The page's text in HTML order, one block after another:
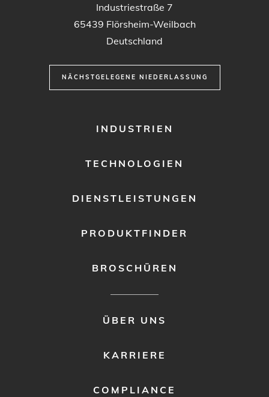
Industriestraße 7
65439 Flörsheim-Weilbach
Deutschland
NÄCHSTGELEGENE NIEDERLASSUNG
INDUSTRIEN
TECHNOLOGIEN
DIENSTLEISTUNGEN
PRODUKTFINDER
BROSCHÜREN
ÜBER UNS
KARRIERE
COMPLIANCE